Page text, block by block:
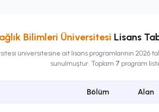
Bilimleri Üniversitesi Lisans
üniversitesine ait lisansprogramlarının 2026
sunulmuştur. Toplam 7 program
Bölüm Alan